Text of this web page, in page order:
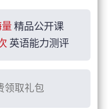
量 精品公开课
英语能力测评